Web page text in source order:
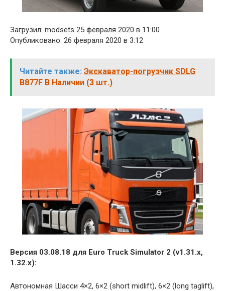
Загрузил: modsets 25 февраля 2020 в 11:00
Опубликовано: 26 февраля 2020 в 3:12
Читайте также: Экскаватор-погрузчик SDLG
B877F В Наличии (3 шт.)
Версия 03.08.18 для Euro Truck Simulator 2 (v1.31.x,
1.32.x):
Автономная Шасси 4×2, 6×2 (short midlift), 6×2 (long taglift),